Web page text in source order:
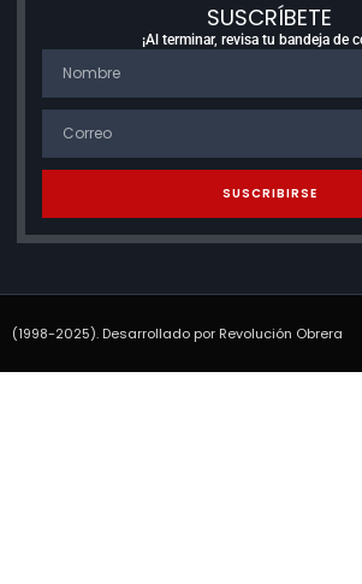
SUSCRÍBETE
¡Al terminar, revisa tu bandeja de
SUSCRIBIRSE
(1998-2025). Desarrollado por Revolución Obrera